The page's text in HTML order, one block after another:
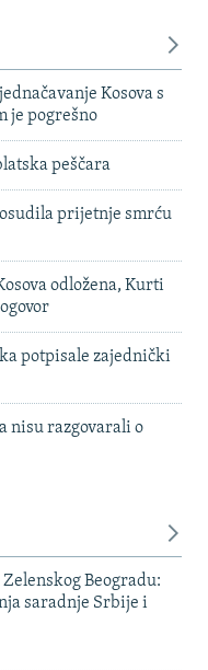
Kosova s
je pogrešno
peščara
prijetnje smrću
odložena, Kurti
potpisale zajednički
nisu razgovarali o
Beogradu:
saradnje Srbije i